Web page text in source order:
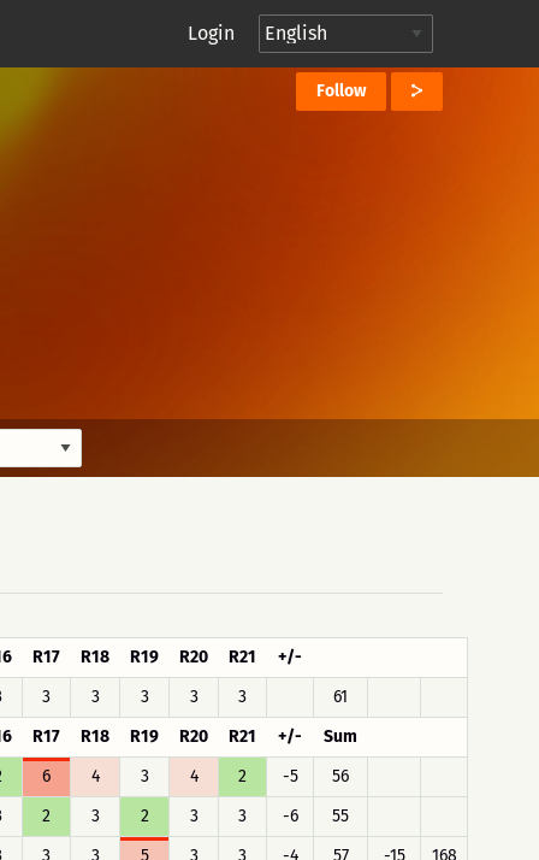
Login
Follow
R17 R18 R19 R20 R21
+/-
3 3 3 3 3
61
R17 R18 R19 R20 R21 +/-
Sum
6 4 3 4 2 -5
56
2 3 2 3 3 -6
55
3 3 5 3 3 -4 57 -15
168